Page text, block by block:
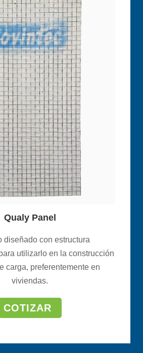
Qualy Panel
diseñado con estructura
utilizarlo en la construcción
carga, preferentemente en
viviendas.
COTIZAR